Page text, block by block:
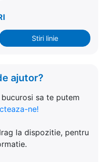
Stiri linie
ajutor?
sa te putem
ne!
la dispozitie, pentru